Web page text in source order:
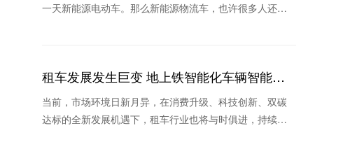
一天新能源电动车。那么新能源物流车，也许很多人还不
租车发展发生巨变 地上铁智能化车辆智能化
领跑行业
当前，市场环境日新月异，在消费升级、科技创新、双碳
达标的全新发展机遇下，租车行业也将与时俱进，持续保